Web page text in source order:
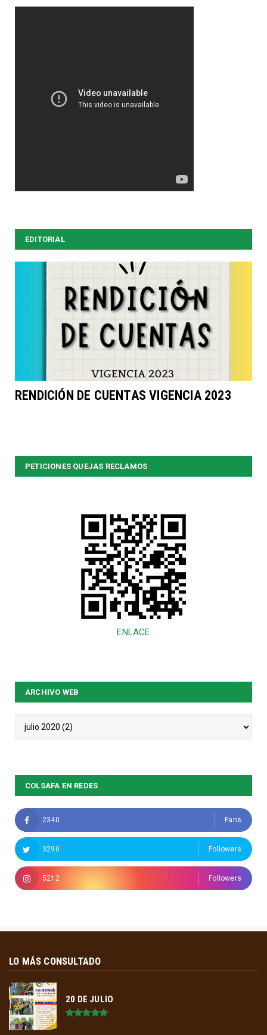
EDITORIAL
RENDICIÓN DE CUENTAS VIGENCIA 2023
PETICIONES QUEJAS RECLAMOS
ENLACE
ARCHIVO WEB
COLSAFA EN REDES
2340 Fans
3290 Followers
5212 Followers
LO MÁS CONSULTADO
20 DE JULIO